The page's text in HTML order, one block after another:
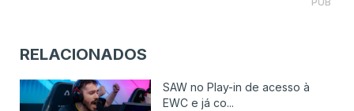
RELACIONADOS
SAW no Play-in de acesso à
EWC e já co...